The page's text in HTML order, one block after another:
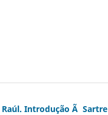
Raúl. Introdução Ã Sartre